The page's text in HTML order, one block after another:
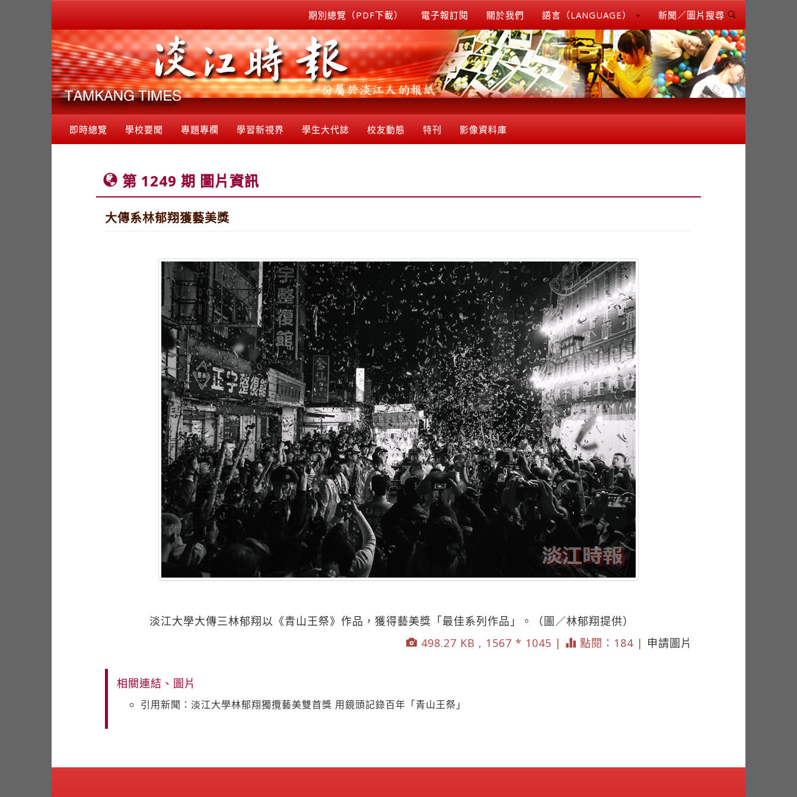
期別總覽（PDF下載） 電子報訂閱 關於我們 語言（LANGUAGE） 新聞／圖片搜尋
即時總覽 學校要聞 專題專欄 學習新視界 學生大代誌 校友動態 特刊 影像資料庫
第 1249 期 圖片資訊
大傳系林郁翔獲藝美獎
淡江大學大傳三林郁翔以《青山王祭》作品，獲得藝美獎「最佳系列作品」。（圖／林郁翔提供）
498.27 KB , 1567 * 1045 |
點閱：184 | 申請圖片
相關連結、圖片
引用新聞：淡江大學林郁翔獨攬藝美雙首獎 用鏡頭記錄百年「青山王祭」